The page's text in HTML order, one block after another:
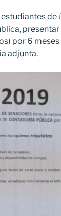
de
presentar
por 6 meses
adjunta.